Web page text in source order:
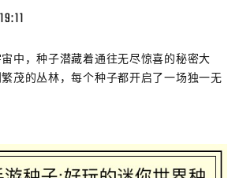
中，种子潜藏着通往无尽惊喜的秘密大
茂的丛林，每个种子都开启了一场独一无